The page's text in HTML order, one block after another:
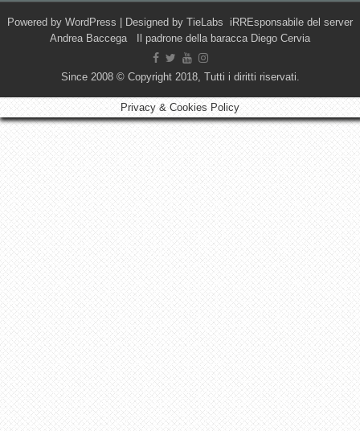
Powered by WordPress | Designed by TieLabs iRREsponsabile del server
Andrea Baccega Il padrone della baracca Diego Cervia
Since 2008 © Copyright 2018, Tutti i diritti riservati.
Privacy & Cookies Policy